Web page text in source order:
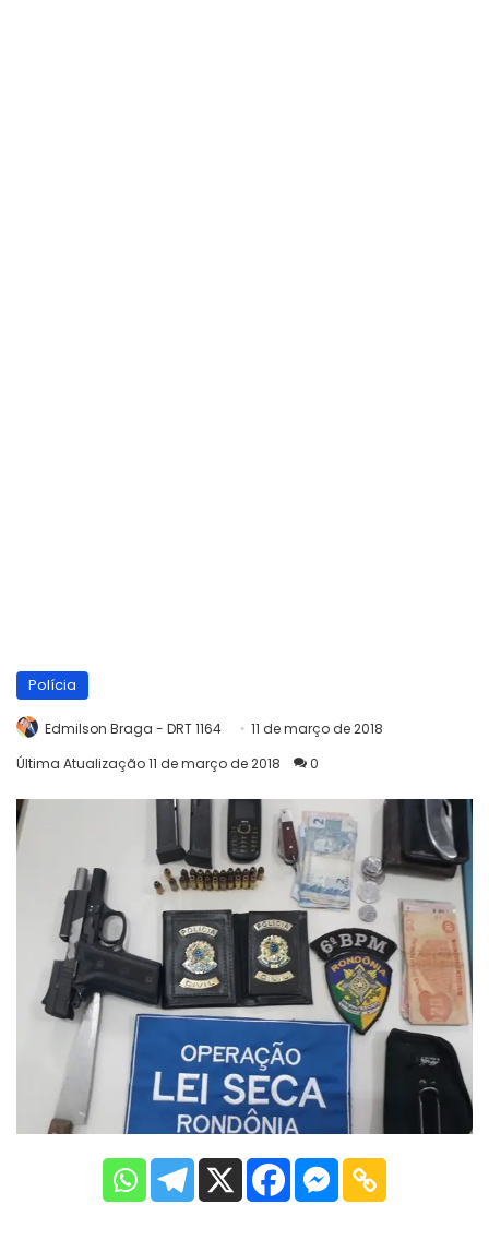
Polícia
Edmilson Braga - DRT 1164
11 de março de 2018
Última Atualização 11 de março de 2018
0